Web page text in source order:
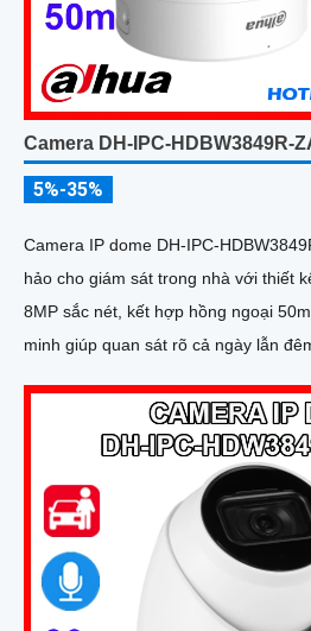
Camera DH-IPC-HDBW3849R-
5%-35%
Camera IP dome DH-IPC-
hảo cho giám sát trong nhà với thiết
8MP sắc nét, kết hợp hồng ngoại
minh giúp quan sát rõ cả ngày lẫn đêm. Camera được tích
biệt người và phương tiện, nâng cao
báo, hỗ trợ POE tiện lợi